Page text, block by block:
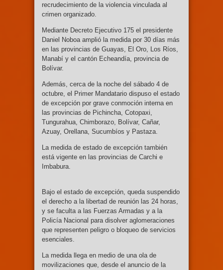
recrudecimiento de la violencia vinculada al
crimen organizado.
Mediante Decreto Ejecutivo 175 el presidente
Daniel Noboa amplió la medida por 30 días más
en las provincias de Guayas, El Oro, Los Ríos,
Manabí y el cantón Echeandía, provincia de
Bolívar.
Además, cerca de la noche del sábado 4 de
octubre, el Primer Mandatario dispuso el estado
de excepción por grave conmoción interna en
las provincias de Pichincha, Cotopaxi,
Tungurahua, Chimborazo, Bolívar, Cañar,
Azuay, Orellana, Sucumbíos y Pastaza.
La medida de estado de excepción también
está vigente en las provincias de Carchi e
Imbabura.
Bajo el estado de excepción, queda suspendido
el derecho a la libertad de reunión las 24 horas,
y se faculta a las Fuerzas Armadas y a la
Policía Nacional para disolver aglomeraciones
que representen peligro o bloqueo de servicios
esenciales.
La medida llega en medio de una ola de
movilizaciones que, desde el anuncio de la